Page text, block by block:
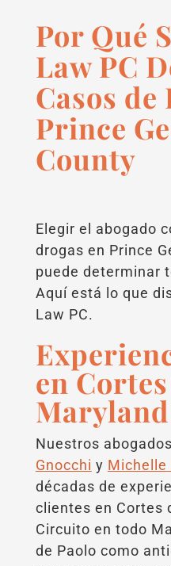
Por Qué
Law PC
Casos de
Prince
County
Elegir el abogado
drogas en Prince
puede determinar
Aquí está lo que
Law PC.
en
Maryland
Nuestros
Gnocchi y Michelle
décadas de
clientes en Cortes
Circuito en todo
de Paolo como